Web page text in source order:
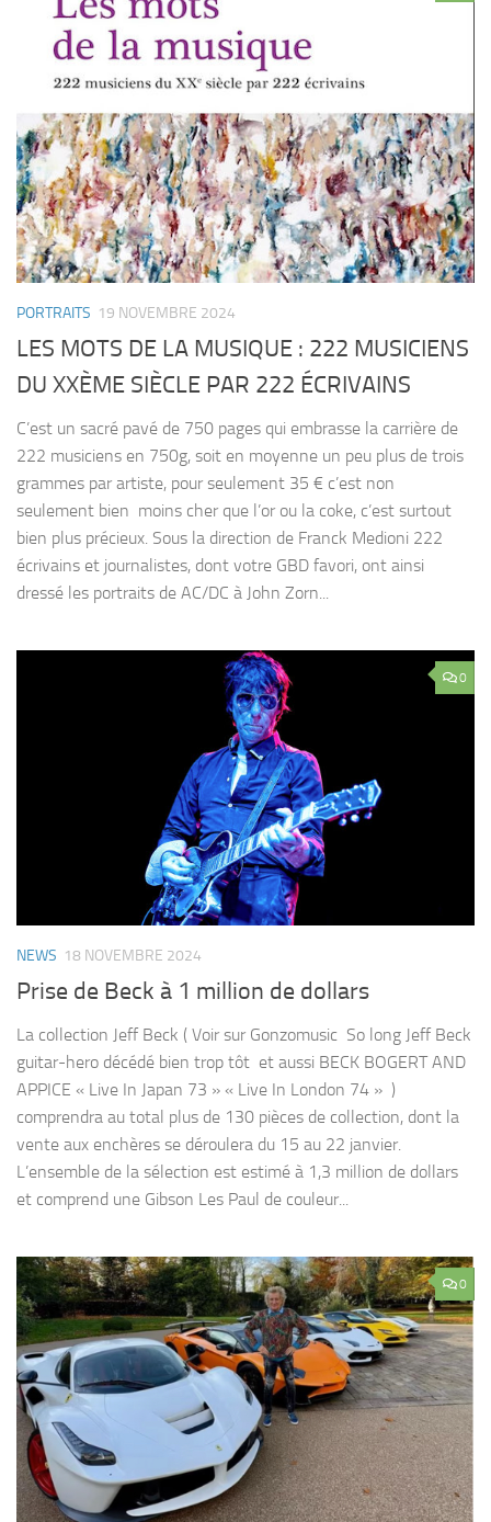
PORTRAITS 19 NOVEMBRE 2024
LES MOTS DE LA MUSIQUE : 222 MUSICIENS
DU XXÈME SIÈCLE PAR 222 ÉCRIVAINS
C’est un sacré pavé de 750 pages qui embrasse la carrière de
222 musiciens en 750g, soit en moyenne un peu plus de trois
grammes par artiste, pour seulement 35 € c’est non
seulement bien moins cher que l’or ou la coke, c’est surtout
bien plus précieux. Sous la direction de Franck Medioni 222
écrivains et journalistes, dont votre GBD favori, ont ainsi
dressé les portraits de AC/DC à John Zorn...
0
NEWS 18 NOVEMBRE 2024
Prise de Beck à 1 million de dollars
La collection Jeff Beck ( Voir sur Gonzomusic So long Jeff Beck
guitar-hero décédé bien trop tôt et aussi BECK BOGERT AND
APPICE « Live In Japan 73 » « Live In London 74 » )
comprendra au total plus de 130 pièces de collection, dont la
vente aux enchères se déroulera du 15 au 22 janvier.
L’ensemble de la sélection est estimé à 1,3 million de dollars
et comprend une Gibson Les Paul de couleur...
0